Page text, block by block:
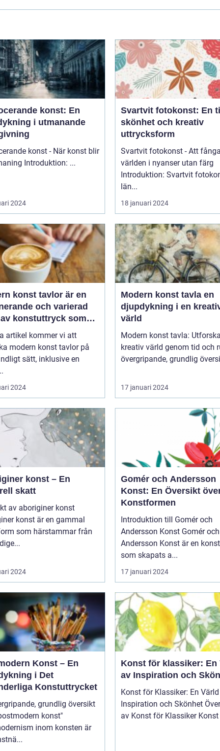
konst: En
i utmanande
konst - När konst blir
till utmaning Introduktion: ...
2024
Svartvit fotokonst: En
skönhet och kreativ
uttrycksform
Svartvit fotokonst - Att
världen i nyanser utan färg
Introduktion: Svartvit
län...
18 januari 2024
konst tavlor är en
och varierad
konstuttryck som
till sig både
och konstälskare
världen
artikel kommer vi att
modern konst tavlor på
sätt, inklusive en
2024
Modern konst tavla en
djupdykning i en
värld
Modern konst tavla:
kreativ värld genom tid och
övergripande, grundlig
17 januari 2024
konst – En
skatt
av aboriginer konst
konst är en gammal
som härstammar från
2024
Gomér och Andersson
Konst: En Översikt
Konstformen
Introduktion till Gomér och
Andersson Konst Gomér och
Andersson Konst är en
som skapats a...
17 januari 2024
Konst – En
i Det
Konstuttrycket
grundlig översikt
konst"
inom konsten är
Konst för klassiker: En
av Inspiration och
Konst för Klassiker: En
Inspiration och Skönhet Översikt
av Konst för